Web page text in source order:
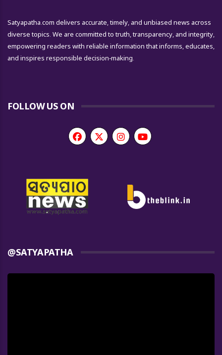
Satyapatha.com delivers accurate, timely, and unbiased news across
diverse topics. We are committed to truth, transparency, and integrity,
empowering readers with reliable information that informs, educates,
and inspires responsible decision-making.
FOLLOW US ON
@SATYAPATHA